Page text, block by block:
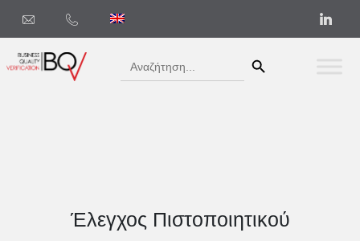
Search
for:
Έλεγχος Πιστοποιητικού